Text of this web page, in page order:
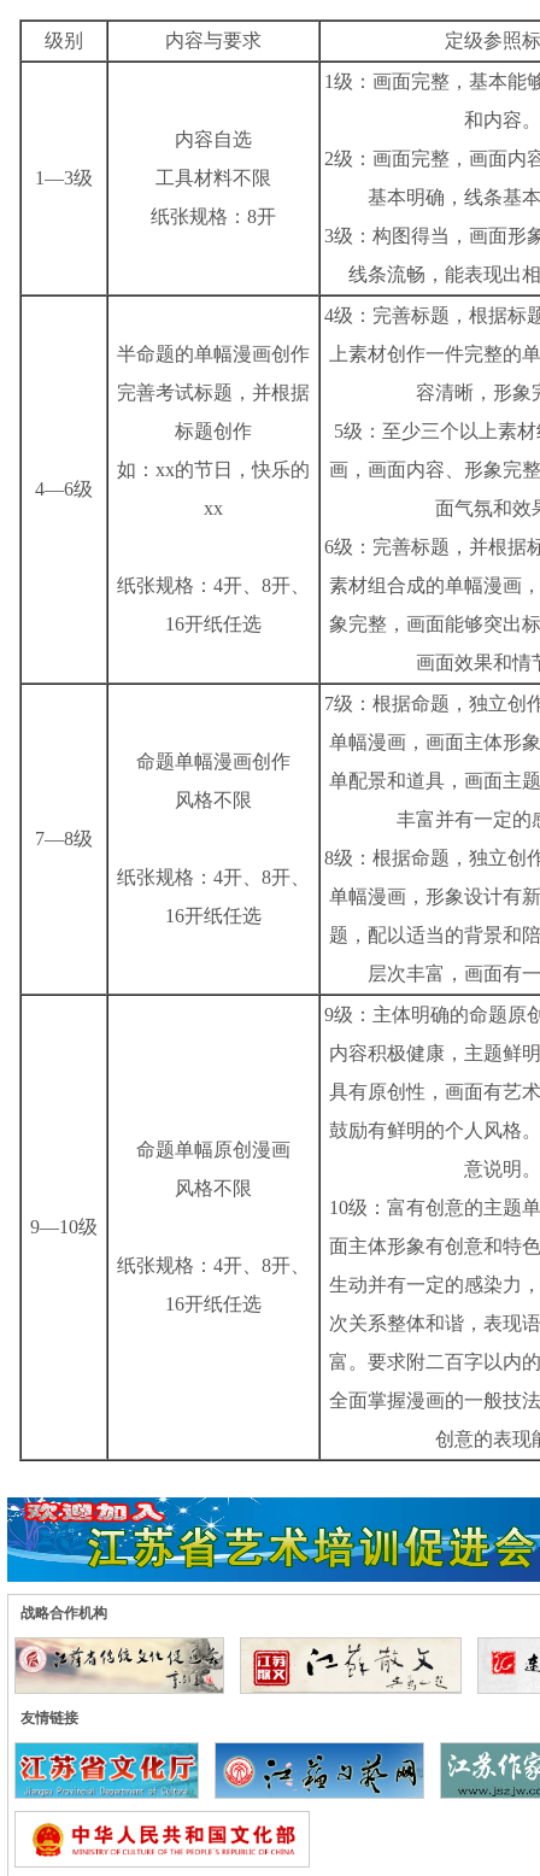
级别 内容与要求 定级参照
1—3级
内容自选
工具材料不限
纸张规格：8开
1级：画面完整，基本能
和内容。
2级：画面完整，画面内
基本明确，线条基
3级：构图得当，画面形
线条流畅，能表现出
4—6级
半命题的单幅漫画创作
完善考试标题，并根据
标题创作
如：xx的节日，快乐的
xx
纸张规格：4开、8开、
16开纸任选
4级：完善标题，根据标
上素材创作一件完整的
容清晰，形象
5级：至少三个以上素
画，画面内容、形象完
面气氛和效
6级：完善标题，并根据
素材组合成的单幅漫画
象完整，画面能够突出
画面效果和情
7—8级
命题单幅漫画创作
风格不限
纸张规格：4开、8开、
16开纸任选
7级：根据命题，独立创
单幅漫画，画面主体形
单配景和道具，画面主
丰富并有一定的
8级：根据命题，独立创
单幅漫画，形象设计有
题，配以适当的背景和
层次丰富，画面有
9—10级
命题单幅原创漫画
风格不限
纸张规格：4开、8开、
16开纸任选
9级：主体明确的命题原
内容积极健康，主题鲜
具有原创性，画面有艺
鼓励有鲜明的个人风格
意说明。
10级：富有创意的主题
面主体形象有创意和特
生动并有一定的感染力
次关系整体和谐，表现
富。要求附二百字以内
全面掌握漫画的一般技
创意的表现
战略合作机构
友情链接